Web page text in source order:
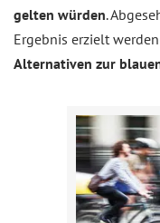
gelten würden.
Ergebnis erzielt
Alternativen zur